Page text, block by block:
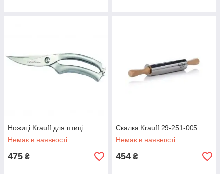
Ножиці Krauff для птиці
Немає в наявності
475 ₴
Скалка Krauff 29-251-005
Немає в наявності
454 ₴